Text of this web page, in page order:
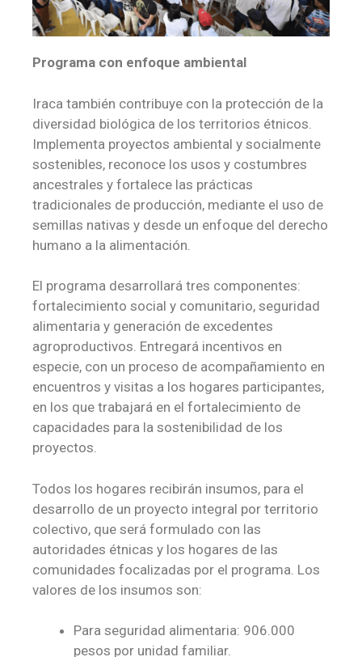
Programa con enfoque ambiental
Iraca también contribuye con la protección de la
diversidad biológica de los territorios étnicos.
Implementa proyectos ambiental y socialmente
sostenibles, reconoce los usos y costumbres
ancestrales y fortalece las prácticas
tradicionales de producción, mediante el uso de
semillas nativas y desde un enfoque del derecho
humano a la alimentación.
El programa desarrollará tres componentes:
fortalecimiento social y comunitario, seguridad
alimentaria y generación de excedentes
agroproductivos. Entregará incentivos en
especie, con un proceso de acompañamiento en
encuentros y visitas a los hogares participantes,
en los que trabajará en el fortalecimiento de
capacidades para la sostenibilidad de los
proyectos.
Todos los hogares recibirán insumos, para el
desarrollo de un proyecto integral por territorio
colectivo, que será formulado con las
autoridades étnicas y los hogares de las
comunidades focalizadas por el programa. Los
valores de los insumos son:
Para seguridad alimentaria: 906.000
pesos por unidad familiar.